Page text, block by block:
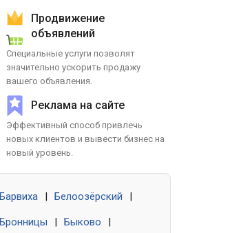
Продвижение
объявлений
Специальные услуги позволят
значительно ускорить продажу
вашего объявления.
Реклама на сайте
Эффективный способ привлечь
новых клиентов и вывести бизнес на
новый уровень.
Барвиха Белоозёрский
Бронницы Быково